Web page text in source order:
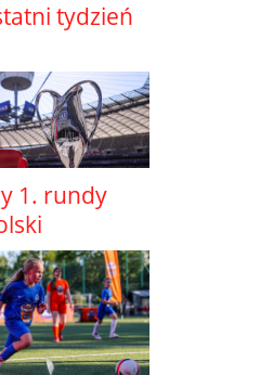
tydzień
1. rundy